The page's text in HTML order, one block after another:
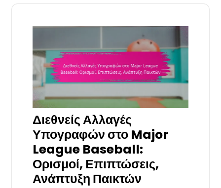
Διεθνείς Αλλαγές
Υπογραφών στο Major
League Baseball:
Ορισμοί, Επιπτώσεις,
Ανάπτυξη Παικτών